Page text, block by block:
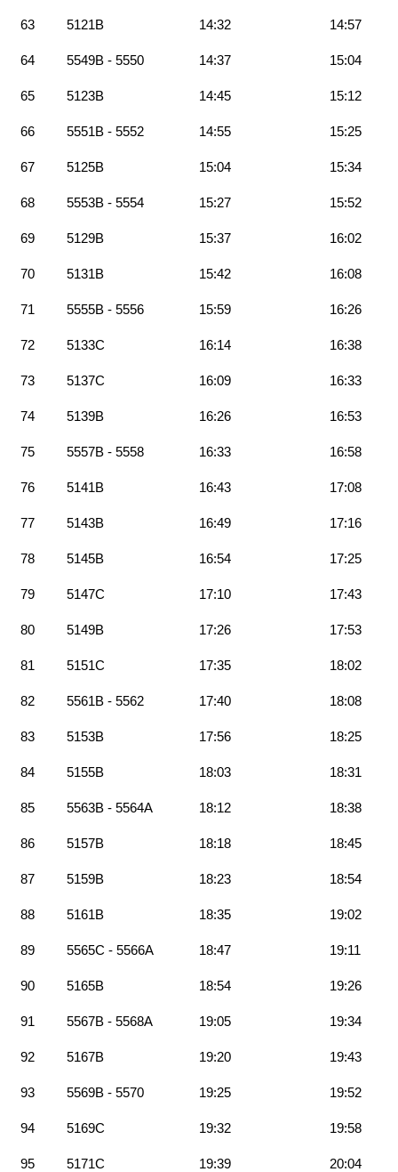
63 5121B 14:32 14:57
64 5549B - 5550 14:37 15:04
65 5123B 14:45 15:12
66 5551B - 5552 14:55 15:25
67 5125B 15:04 15:34
68 5553B - 5554 15:27 15:52
69 5129B 15:37 16:02
70 5131B 15:42 16:08
71 5555B - 5556 15:59 16:26
72 5133C 16:14 16:38
73 5137C 16:09 16:33
74 5139B 16:26 16:53
75 5557B - 5558 16:33 16:58
76 5141B 16:43 17:08
77 5143B 16:49 17:16
78 5145B 16:54 17:25
79 5147C 17:10 17:43
80 5149B 17:26 17:53
81 5151C 17:35 18:02
82 5561B - 5562 17:40 18:08
83 5153B 17:56 18:25
84 5155B 18:03 18:31
85 5563B - 5564A 18:12 18:38
86 5157B 18:18 18:45
87 5159B 18:23 18:54
88 5161B 18:35 19:02
89 5565C - 5566A 18:47 19:11
90 5165B 18:54 19:26
91 5567B - 5568A 19:05 19:34
92 5167B 19:20 19:43
93 5569B - 5570 19:25 19:52
94 5169C 19:32 19:58
95 5171C 19:39 20:04